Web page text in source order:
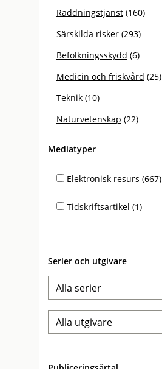
Räddningstjänst (160)
Särskilda risker (293)
Befolkningsskydd (6)
Medicin och friskvård (25)
Teknik (10)
Naturvetenskap (22)
Mediatyper
Elektronisk resurs (667)
Tidskriftsartikel (1)
Serier och utgivare